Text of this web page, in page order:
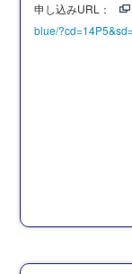
申し込みURL：
blue/